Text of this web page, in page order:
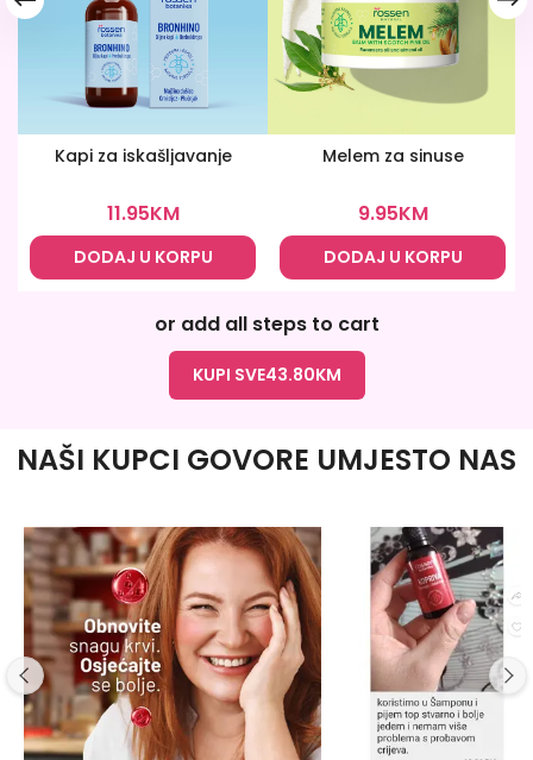
Kapi za iskašljavanje
11.95KM
DODAJ U KORPU
Melem za sinuse
9.95KM
DODAJ U KORPU
or add all steps to cart
KUPI SVE43.80KM
NAŠI KUPCI GOVORE UMJESTO NAS